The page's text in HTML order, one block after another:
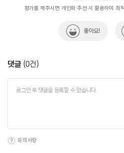
평가를 해주시면 개인화 추천 시 활용하여 최
좋아요!
댓글 (0건)
유의사항